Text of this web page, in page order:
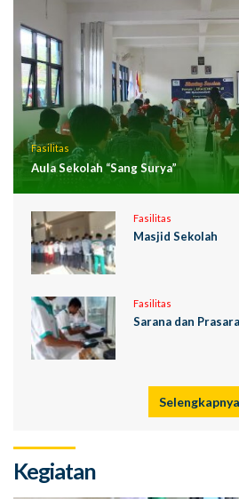
Fasilitas
Aula Sekolah “Sang Surya”
Fasilitas
Masjid Sekolah
Fasilitas
Sarana dan
Selengkapnya
Kegiatan